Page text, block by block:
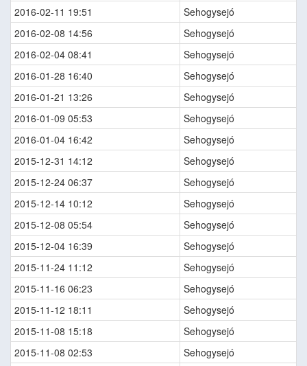
2016-02-11 19:51
Sehogysejó
2016-02-08 14:56
Sehogysejó
2016-02-04 08:41
Sehogysejó
2016-01-28 16:40
Sehogysejó
2016-01-21 13:26
Sehogysejó
2016-01-09 05:53
Sehogysejó
2016-01-04 16:42
Sehogysejó
2015-12-31 14:12
Sehogysejó
2015-12-24 06:37
Sehogysejó
2015-12-14 10:12
Sehogysejó
2015-12-08 05:54
Sehogysejó
2015-12-04 16:39
Sehogysejó
2015-11-24 11:12
Sehogysejó
2015-11-16 06:23
Sehogysejó
2015-11-12 18:11
Sehogysejó
2015-11-08 15:18
Sehogysejó
2015-11-08 02:53
Sehogysejó